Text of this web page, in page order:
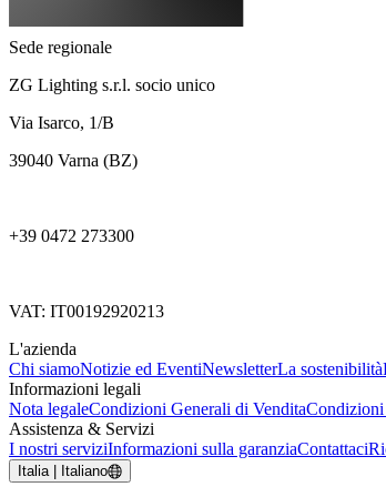
Sede regionale
ZG Lighting s.r.l. socio unico
Via Isarco, 1/B
39040 Varna (BZ)
+39 0472 273300
VAT: IT00192920213
L'azienda
Chi siamoNotizie ed EventiNewsletterLa sostenibilità
Informazioni legali
Nota legaleCondizioni Generali di Vendita
Assistenza & Servizi
I nostri serviziInformazioni sulla garanziaContattaci
Italia | Italiano